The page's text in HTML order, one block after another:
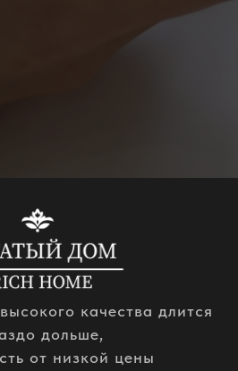
качества длится
дольше,
от низкой цены